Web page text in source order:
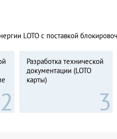
LOTO с поставкой
Разработка технической
документации (LOTO
карты)